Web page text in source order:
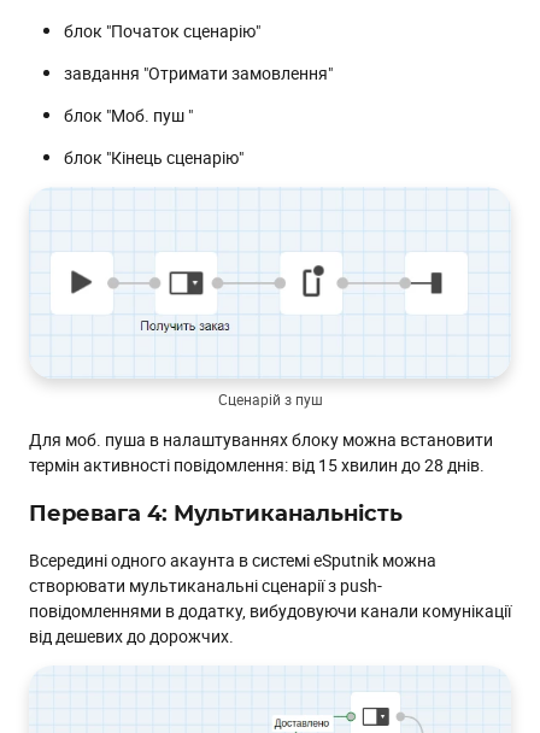
блок "Початок сценарію"
завдання "Отримати замовлення"
блок "Моб. пуш "
блок "Кінець сценарію"
Сценарій з пуш
Для моб. пуша в налаштуваннях блоку можна встановити
термін активності повідомлення: від 15 хвилин до 28 днів.
Перевага 4: Мультиканальність
Всередині одного акаунта в системі eSputnik можна
створювати мультиканальні сценарії з push-
повідомленнями в додатку, вибудовуючи канали комунікації
від дешевих до дорожчих.